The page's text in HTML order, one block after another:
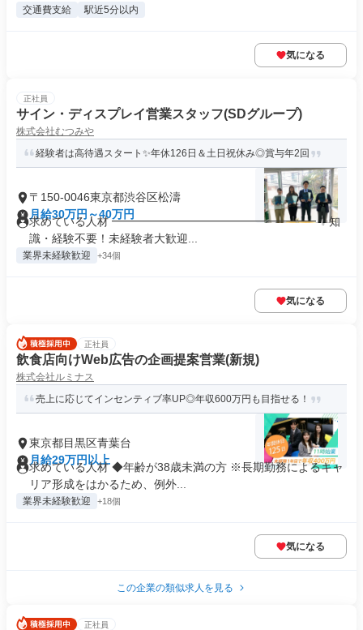
交通費支給 駅近5分以内
気になる
正社員
サイン・ディスプレイ営業スタッフ(SDグループ)
株式会社むつみや
経験者は高待遇スタート✨年休126日＆土日祝休み◎賞与年2回
〒150-0046東京都渋谷区松濤
月給30万円～40万円
求めている人材 ━━━━━━━━━━━━━━━━━━ ✨知
識・経験不要！未経験者大歓迎...
業界未経験歓迎 +34個
気になる
正社員
飲食店向けWeb広告の企画提案営業(新規)
株式会社ルミナス
売上に応じてインセンティブ率UP◎年収600万円も目指せる！
東京都目黒区青葉台
月給29万円以上
求めている人材 ◆年齢が38歳未満の方 ※長期勤務によるキャ
リア形成をはかるため、例外...
業界未経験歓迎 +18個
気になる
この企業の類似求人を見る
正社員